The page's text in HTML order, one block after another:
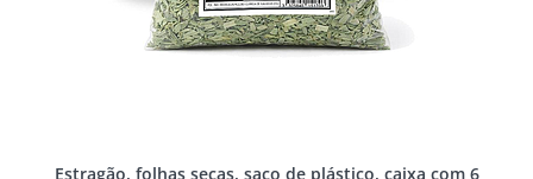
Estragão, folhas secas, saco de plástico, caixa com 6